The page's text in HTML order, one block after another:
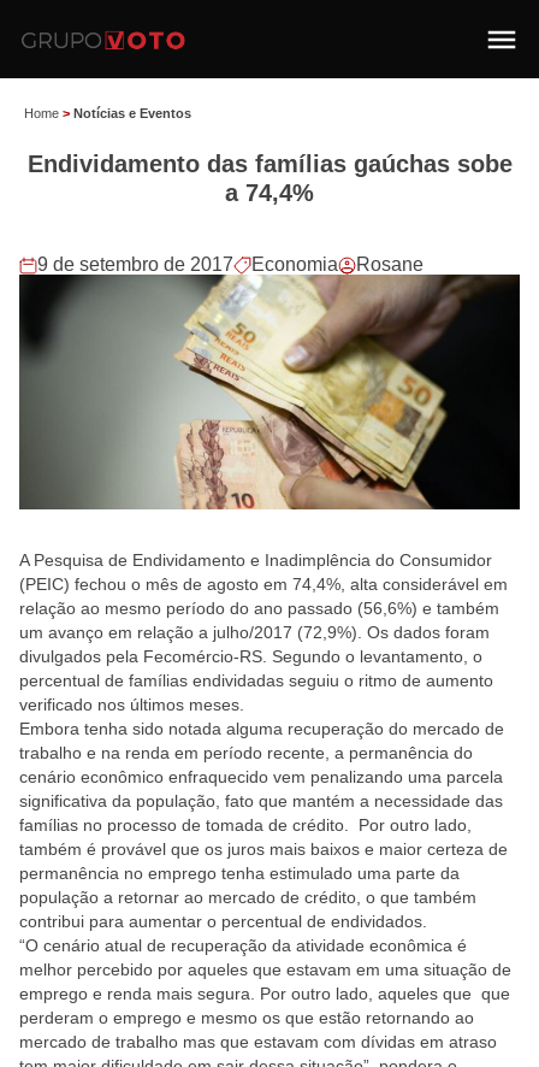
Home > Notícias e Eventos
Endividamento das famílias gaúchas sobe
a 74,4%
9 de setembro de 2017 Economia Rosane
A Pesquisa de Endividamento e Inadimplência do Consumidor
(PEIC) fechou o mês de agosto em 74,4%, alta considerável em
relação ao mesmo período do ano passado (56,6%) e também
um avanço em relação a julho/2017 (72,9%). Os dados foram
divulgados pela Fecomércio-RS. Segundo o levantamento, o
percentual de famílias endividadas seguiu o ritmo de aumento
verificado nos últimos meses.
Embora tenha sido notada alguma recuperação do mercado de
trabalho e na renda em período recente, a permanência do
cenário econômico enfraquecido vem penalizando uma parcela
significativa da população, fato que mantém a necessidade das
famílias no processo de tomada de crédito. Por outro lado,
também é provável que os juros mais baixos e maior certeza de
permanência no emprego tenha estimulado uma parte da
população a retornar ao mercado de crédito, o que também
contribui para aumentar o percentual de endividados.
“O cenário atual de recuperação da atividade econômica é
melhor percebido por aqueles que estavam em uma situação de
emprego e renda mais segura. Por outro lado, aqueles que que
perderam o emprego e mesmo os que estão retornando ao
mercado de trabalho mas que estavam com dívidas em atraso